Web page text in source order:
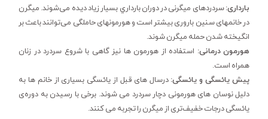
بارداری:سردرد‌های میگرنی در دوران بارداري بسیار زیاد دیده می‌شوند. میگرن
در خانمهای سنین باروری بیشتر است و هورمونهای حاملگی می‌توانند باعث بر
انگیخته شدن حمله میگرن شوند.
هورمون درمانی: استفاده از هورمون ها نیز گاهی با شروع سردرد در زنان
همراه است.
پیش یائسگی و یائسگی:درسال های قبل از یائسگی بسیاری از خانم ها به
دلیل نوسان های هورمونی دچار سردرد می شوند. برخی با رسیدن به دوره‌ی
یائسگی درجات خفیف‌تری از میگرن را تجربه می کنند.